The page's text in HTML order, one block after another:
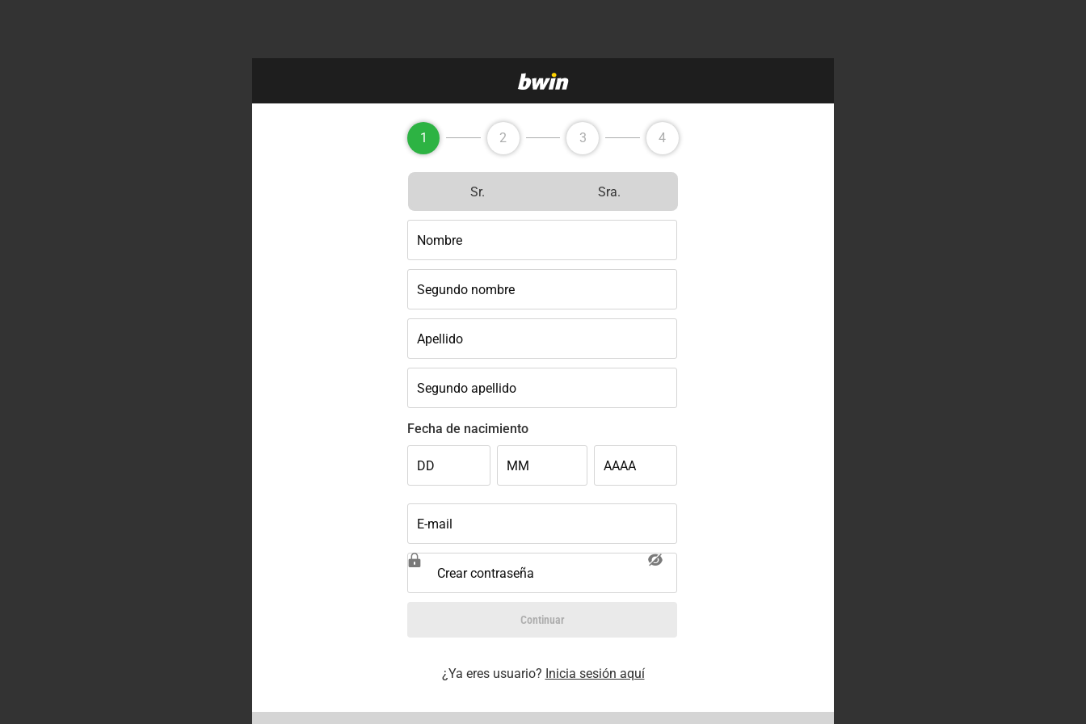
1 2 3 4
Sr. Sra.
Nombre
Segundo nombre
Apellido
Segundo apellido
Fecha de nacimiento
DD MM AAAA
E-mail
Crear contraseña
Continuar
¿Ya eres usuario? Inicia sesión aquí